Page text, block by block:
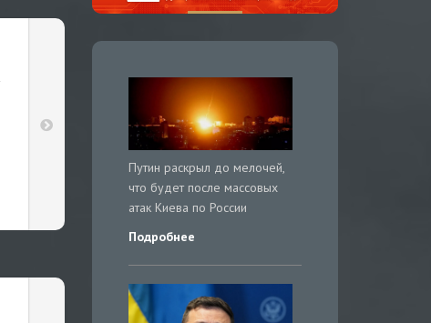
Путин раскрыл до мелочей,
что будет после массовых
атак Киева по России
Подробнее